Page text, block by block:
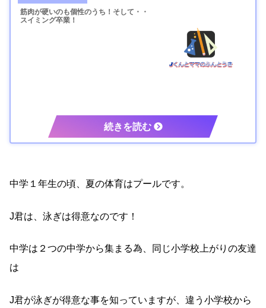
筋肉が硬いのも個性のうち！そして・・
スイミング卒業！
中学１年生の頃、夏の体育はプールです。
J君は、泳ぎは得意なのです！
中学は２つの中学から集まる為、同じ小学校上がりの友達
は
J君が泳ぎが得意な事を知っていますが、違う小学校から